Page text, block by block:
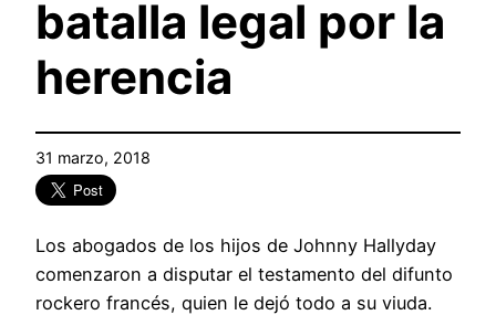
batalla legal por la
herencia
31 marzo, 2018
Los abogados de los hijos de Johnny Hallyday
comenzaron a disputar el testamento del difunto
rockero francés, quien le dejó todo a su viuda.